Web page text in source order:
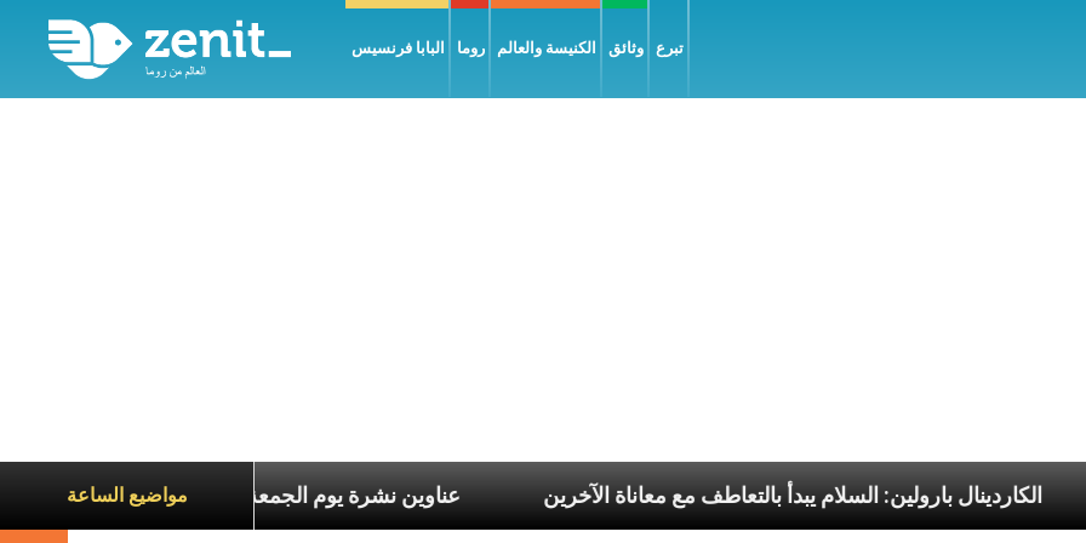
البابا فرنسيس روما الكنيسة والعالم وثائق تبرع
مواضيع الساعةعناوين نشرة يوم الجمعة 7 آب 2026: السلام يُبنى بصبر يومًا بعد يوم الكاردينال بارولين: السلام يبدأ بالتعاطف مع معاناة الآخرين